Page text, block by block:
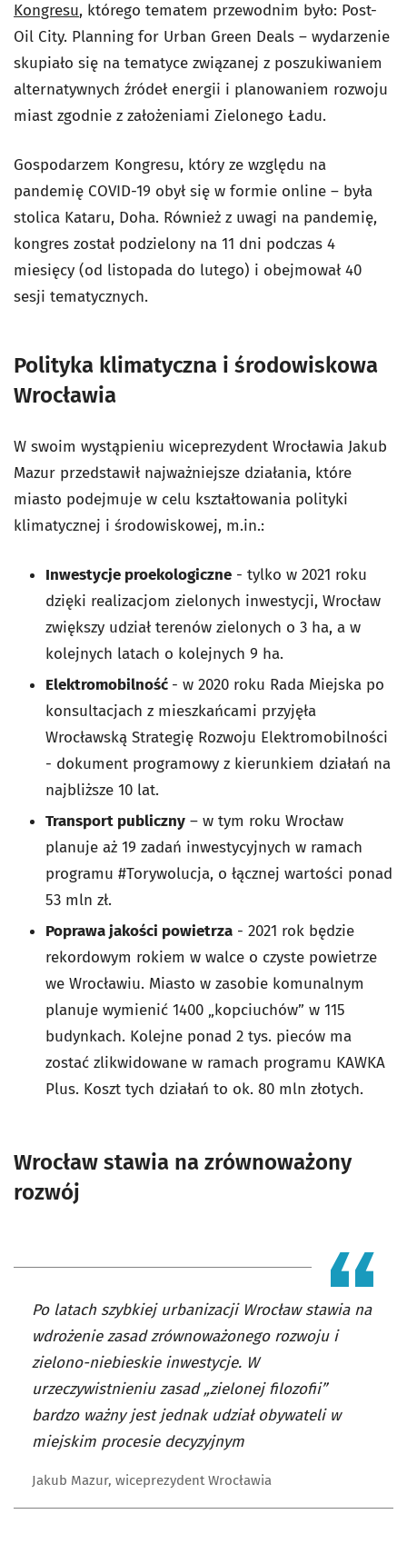
Kongresu, którego tematem przewodnim było: Post-
Oil City. Planning for Urban Green Deals – wydarzenie
skupiało się na tematyce związanej z poszukiwaniem
alternatywnych źródeł energii i planowaniem rozwoju
miast zgodnie z założeniami Zielonego Ładu.
Gospodarzem Kongresu, który ze względu na
pandemię COVID-19 obył się w formie online – była
stolica Kataru, Doha. Również z uwagi na pandemię,
kongres został podzielony na 11 dni podczas 4
miesięcy (od listopada do lutego) i obejmował 40
sesji tematycznych.
Polityka klimatyczna i środowiskowa
Wrocławia
W swoim wystąpieniu wiceprezydent Wrocławia Jakub
Mazur przedstawił najważniejsze działania, które
miasto podejmuje w celu kształtowania polityki
klimatycznej i środowiskowej, m.in.:
Inwestycje proekologiczne - tylko w 2021 roku
dzięki realizacjom zielonych inwestycji, Wrocław
zwiększy udział terenów zielonych o 3 ha, a w
kolejnych latach o kolejnych 9 ha.
Elektromobilność - w 2020 roku Rada Miejska po
konsultacjach z mieszkańcami przyjęła
Wrocławską Strategię Rozwoju Elektromobilności
- dokument programowy z kierunkiem działań na
najbliższe 10 lat.
Transport publiczny – w tym roku Wrocław
planuje aż 19 zadań inwestycyjnych w ramach
programu #Torywolucja, o łącznej wartości ponad
53 mln zł.
Poprawa jakości powietrza - 2021 rok będzie
rekordowym rokiem w walce o czyste powietrze
we Wrocławiu. Miasto w zasobie komunalnym
planuje wymienić 1400 „kopciuchów” w 115
budynkach. Kolejne ponad 2 tys. pieców ma
zostać zlikwidowane w ramach programu KAWKA
Plus. Koszt tych działań to ok. 80 mln złotych.
Wrocław stawia na zrównoważony
rozwój
Po latach szybkiej urbanizacji Wrocław stawia na
wdrożenie zasad zrównoważonego rozwoju i
zielono-niebieskie inwestycje. W
urzeczywistnieniu zasad „zielonej filozofii”
bardzo ważny jest jednak udział obywateli w
miejskim procesie decyzyjnym
Jakub Mazur, wiceprezydent Wrocławia